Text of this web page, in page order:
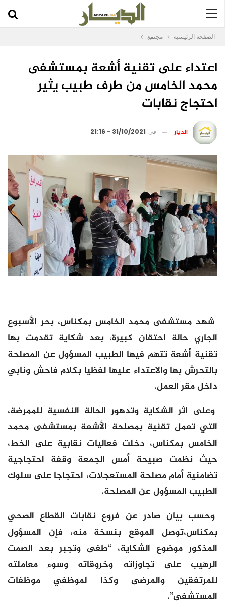
الصفحة الرئيسية مجتمع
اعتداء على تقنية أشعة بمستشفى
محمد الخامس من طرف طبيب يثير
احتجاج نقابات
الديار في 31/10/2021 - 21:16
شهد مستشفى محمد الخامس بمكناس، بحر الأسبوع
الجاري حالة احتقان كبيرة، بعد شكاية تقدمت بها
تقنية أشعة تتهم فيها الطبيب المسؤول عن المصلحة
بالتحرش بها والاعتداء عليها لفظيا بكلام فاحش ونابي
داخل مقر العمل.
وعلى اثر الشكاية وتدهور الحالة النفسية للممرضة،
التي تعمل تقنية بمصلحة الأشعة بمستشفى محمد
الخامس بمكناس، دخلت فعاليات نقابية على الخط،
حيث نظمت صبيحة أمس الجمعة وقفة احتجاجية
تضامنية أمام مصلحة المستعجلات، احتجاجا على سلوك
الطبيب المسؤول عن المصلحة.
وحسب بيان صادر عن فروع نقابات القطاع الصحي
بمكناس،توصل الموقع بنسخة منه، فإن المسؤول
المذكور موضوع الشكاية، “طغى وتجبر بعد الصمت
الرهيب على تجاوزاته وخروقاته وسوء معاملته
للمرتفقين والمرضى وكذا لموظفي موظفات
المستشفى”.